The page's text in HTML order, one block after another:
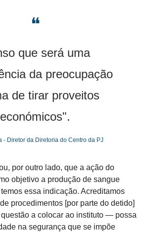
❝
que será uma
da preocupação
de tirar proveitos
económicos".
- Diretor da Diretoria do Centro da PJ
por outro lado, que a ação do
objetivo a produção de sangue
essa indicação. Acreditamos
procedimentos [por parte do detido]
a colocar ao instituto — possa
na segurança que se impõe